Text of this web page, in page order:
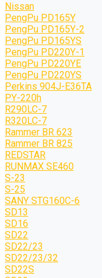
Nissan
PengPu PD165Y
PengPu PD165Y-2
PengPu PD165YS
PengPu PD220Y-1
PengPu PD220YE
PengPu PD220YS
Perkins 904J-E36TA
PY-220h
R290LC-7
R320LC-7
Rammer BR 623
Rammer BR 825
REDSTAR
RUNMAX SE460
S-23
S-25
SANY STG160C-6
SD13
SD16
SD22
SD22/23
SD22/23/32
SD22S